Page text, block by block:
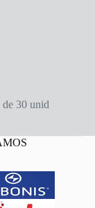
30 unid